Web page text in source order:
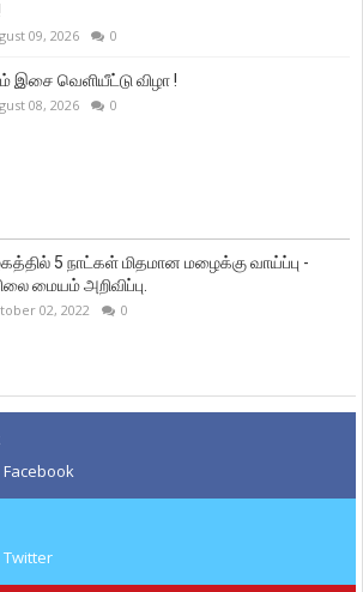
09, 2026 0
இசை வெளியீட்டு விழா !
08, 2026 0
5 நாட்கள் மிதமான மழைக்கு வாய்ப்பு -
மையம் அறிவிப்பு.
02, 2022 0
Facebook
Twitter